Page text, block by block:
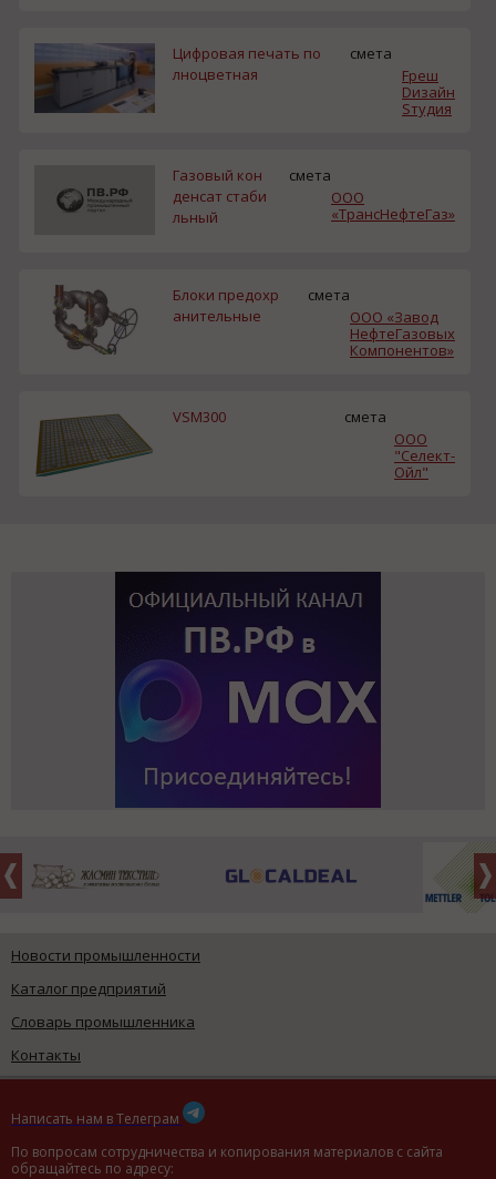
Цифровая печать по
лноцветная
смета
Fреш
Dизайн
Sтудия
Газовый кон
денсат стаби
льный
смета
ООО
«ТрансНефтеГаз»
Блоки предохр
анительные
смета
ООО «Завод
НефтеГазовых
Компонентов»
VSM300
смета
ООО
"Селект-
Ойл"
Новости промышленности
Каталог предприятий
Словарь промышленника
Контакты
Написать нам в Телеграм
По вопросам сотрудничества и копирования материалов с сайта
обращайтесь по адресу: